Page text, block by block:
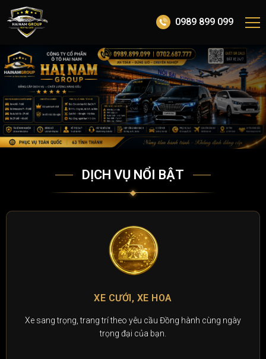
0989 899 099
DỊCH VỤ NỔI BẬT
XE CƯỚI, XE HOA
Xe sang trọng, trang trí theo yêu cầu Đồng hành cùng ngày
trọng đại của bạn.